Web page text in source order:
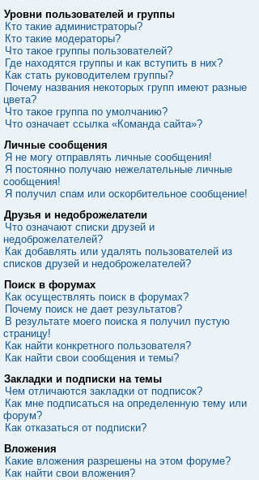
Уровни пользователей и группы
Кто такие администраторы?
Кто такие модераторы?
Что такое группы пользователей?
Где находятся группы и как вступить в них?
Как стать руководителем группы?
Почему названия некоторых групп имеют разные
цвета?
Что такое группа по умолчанию?
Что означает ссылка «Команда сайта»?
Личные сообщения
Я не могу отправлять личные сообщения!
Я постоянно получаю нежелательные личные
сообщения!
Я получил спам или оскорбительное сообщение!
Друзья и недоброжелатели
Что означают списки друзей и
недоброжелателей?
Как добавлять или удалять пользователей из
списков друзей и недоброжелателей?
Поиск в форумах
Как осуществлять поиск в форумах?
Почему поиск не дает результатов?
В результате моего поиска я получил пустую
страницу!
Как найти конкретного пользователя?
Как найти свои сообщения и темы?
Закладки и подписки на темы
Чем отличаются закладки от подписок?
Как мне подписаться на определенную тему или
форум?
Как отказаться от подписки?
Вложения
Какие вложения разрешены на этом форуме?
Как найти свои вложения?